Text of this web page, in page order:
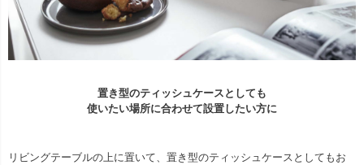
置き型のティッシュケースとしても
使いたい場所に合わせて設置したい方に
リビングテーブルの上に置いて、置き型のティッシュケースとしてもお